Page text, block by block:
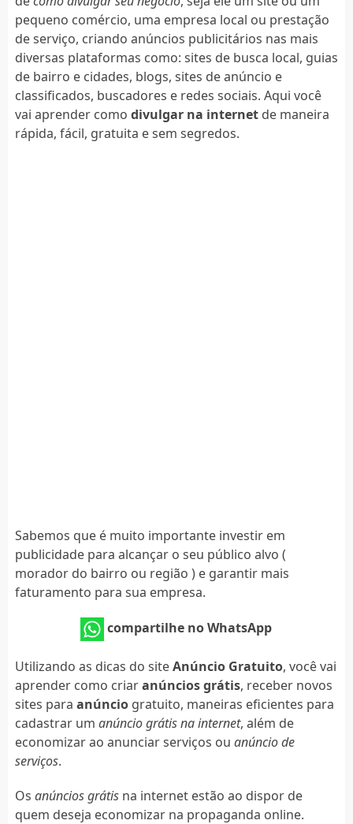
pequeno comércio, uma empresa local ou prestação
de serviço, criando anúncios publicitários nas mais
diversas plataformas como: sites de busca local, guias
de bairro e cidades, blogs, sites de anúncio e
classificados, buscadores e redes sociais. Aqui você
vai aprender como divulgar na internetde maneira
rápida, fácil, gratuita e sem segredos.
Sabemos que é muito importante investir em
publicidade para alcançar o seu público alvo (
morador do bairro ou região ) e garantir mais
faturamento para sua empresa.
compartilhe no WhatsApp
Utilizando as dicas do siteAnúncio Gratuito, você vai
aprender como criaranúncios grátis, receber novos
sites para anúnciogratuito, maneiras eficientes para
cadastrar um anúncio grátis na internet, além de
economizar ao anunciar serviços ou anúncio de
serviços.
Os anúncios grátisna internet estão ao dispor de
quem deseja economizar na propaganda online.